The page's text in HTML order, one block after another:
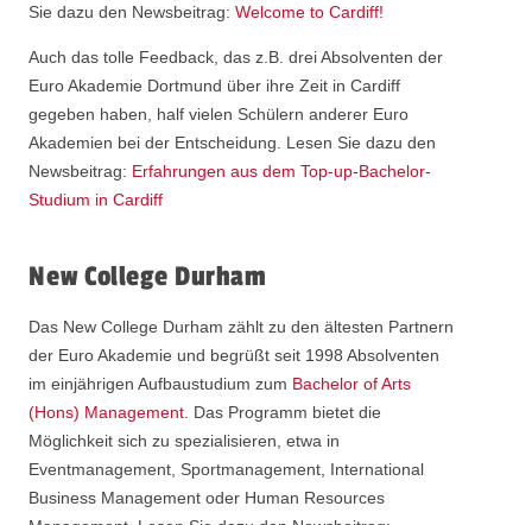
Sie dazu den Newsbeitrag:Welcome to Cardiff!
Auch das tolle Feedback, das z.B. drei Absolventen der
Euro Akademie Dortmund über ihre Zeit in Cardiff
gegeben haben, half vielen Schülern anderer Euro
Akademien bei der Entscheidung. Lesen Sie dazu den
Newsbeitrag: Erfahrungen aus dem Top-up-Bachelor-
Studium in Cardiff
New College Durham
Das New College Durham zählt zu den ältesten Partnern
der Euro Akademie und begrüßt seit 1998 Absolventen
im einjährigen Aufbaustudium zum Bachelor of Arts
(Hons) Management . Das Programm bietet die
Möglichkeit sich zu spezialisieren, etwa in
Eventmanagement, Sportmanagement, International
Business Management oder Human Resources